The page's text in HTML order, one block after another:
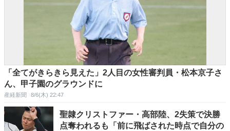
「全てがきらきら見えた」2人目の女性審判員・松本京子さ
ん、甲子園のグラウンドに
産経新聞 8/6(木) 22:47
聖隷クリストファー・高部陸、2失策で決勝
点奪われるも「前に飛ばされた時点で自分の